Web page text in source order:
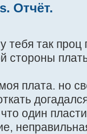
Отчёт.
тебя так проц
стороны
плата. но
один